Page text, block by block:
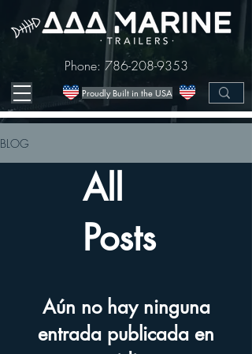
Proudly Built in the USA
Phone: 786-208-9353
BLOG
All
Posts
Aún no hay ninguna
entrada publicada en